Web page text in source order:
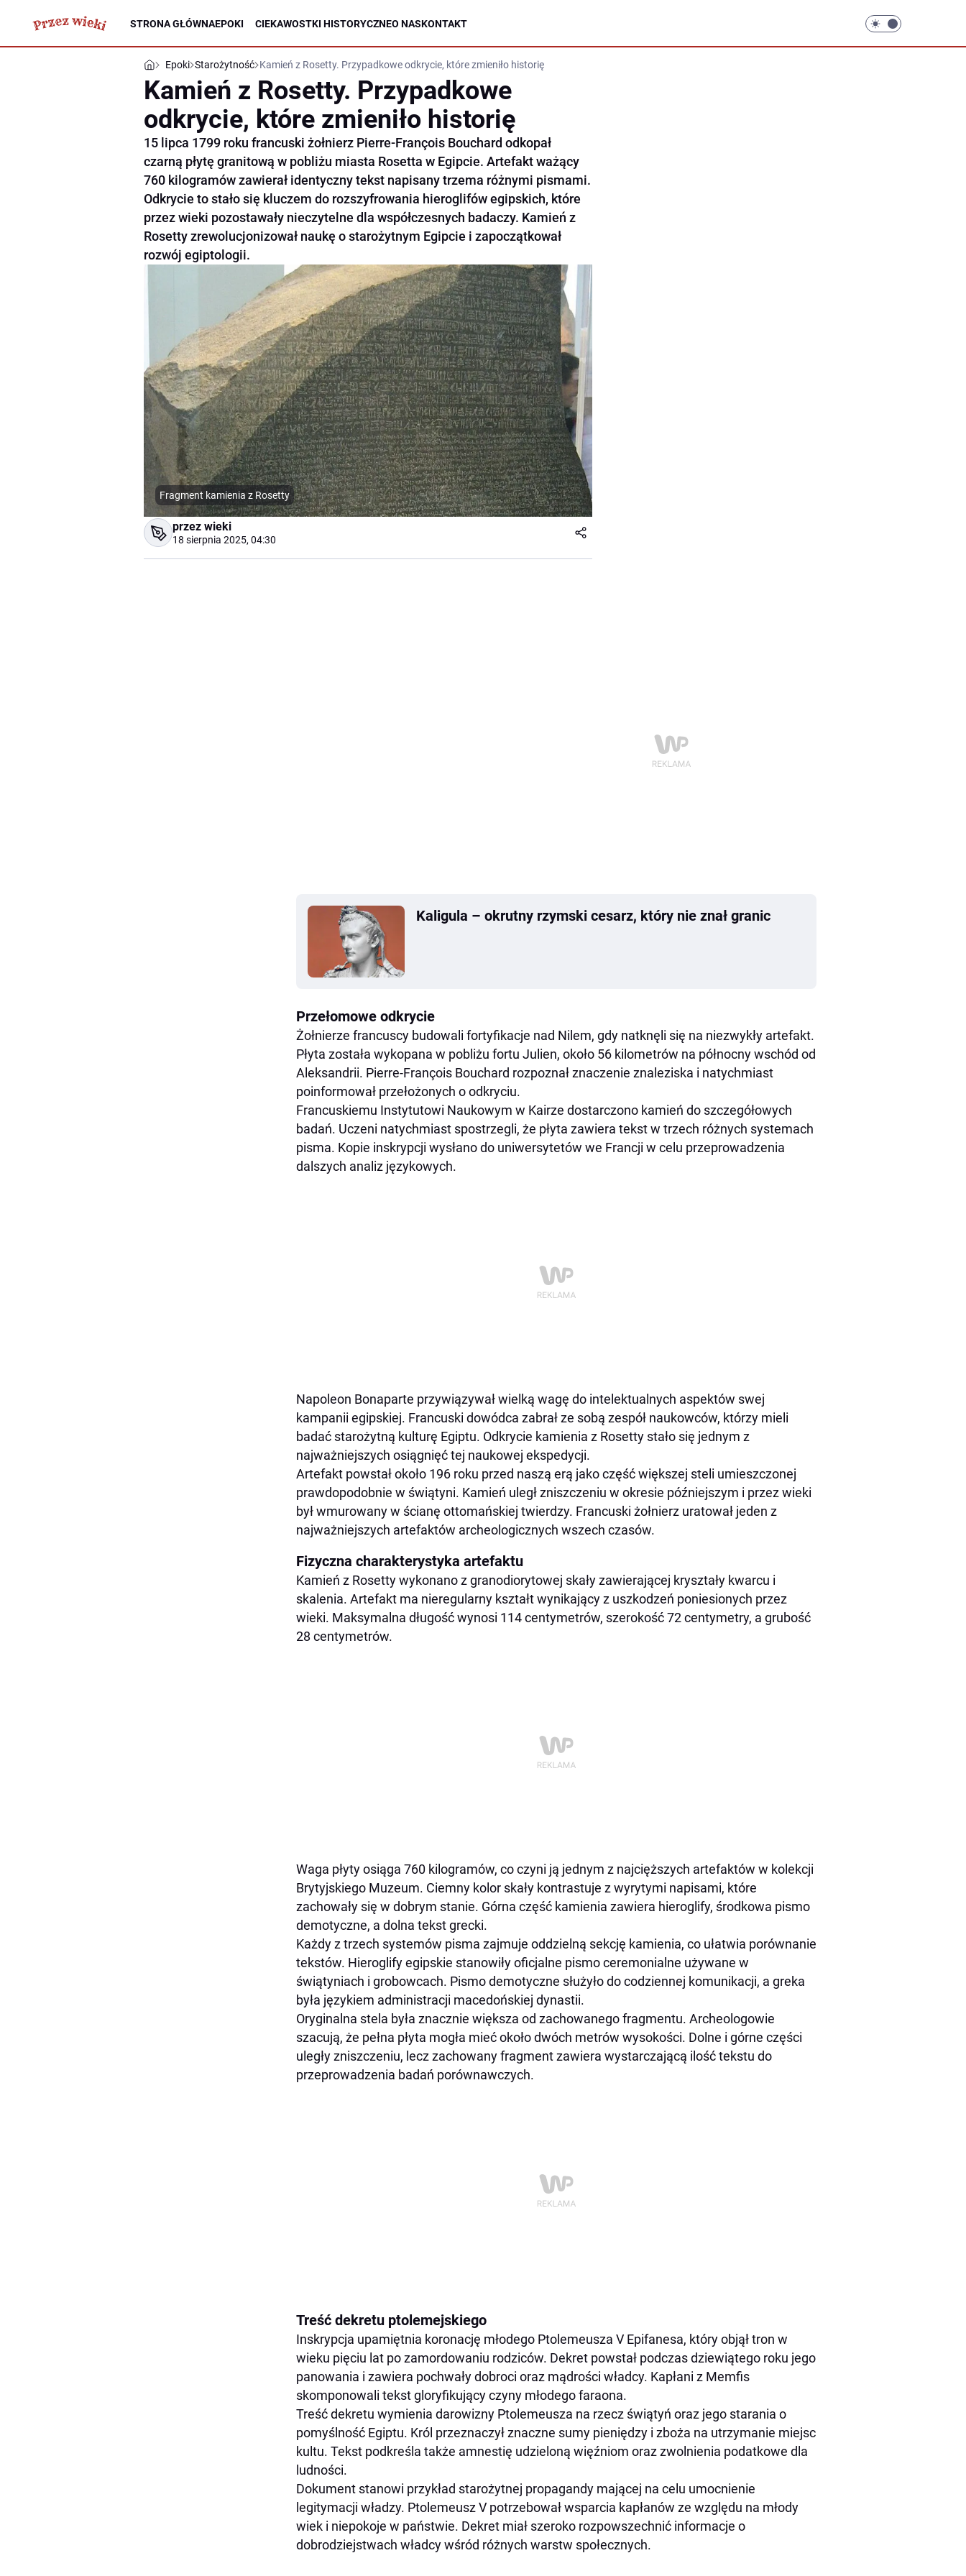
STRONA GŁÓWNAEPOKI CIEKAWOSTKI HISTORYCZNEO NASKONTAKT
Epoki Starożytność Kamień z Rosetty. Przypadkowe odkrycie, które zmieniło historię
Kamień z Rosetty. Przypadkowe
odkrycie, które zmieniło historię
15 lipca 1799 roku francuski żołnierz Pierre-François Bouchard odkopał
czarną płytę granitową w pobliżu miasta Rosetta w Egipcie. Artefakt ważący
760 kilogramów zawierał identyczny tekst napisany trzema różnymi pismami.
Odkrycie to stało się kluczem do rozszyfrowania hieroglifów egipskich, które
przez wieki pozostawały nieczytelne dla współczesnych badaczy. Kamień z
Rosetty zrewolucjonizował naukę o starożytnym Egipcie i zapoczątkował
rozwój egiptologii.
Fragment kamienia z Rosetty
przez wieki
18 sierpnia 2025, 04:30
Kaligula – okrutny rzymski cesarz, który nie znał granic
Przełomowe odkrycie
Żołnierze francuscy budowali fortyfikacje nad Nilem, gdy natknęli się na niezwykły artefakt.
Płyta została wykopana w pobliżu fortu Julien, około 56 kilometrów na północny wschód od
Aleksandrii. Pierre-François Bouchard rozpoznał znaczenie znaleziska i natychmiast
poinformował przełożonych o odkryciu.
Francuskiemu Instytutowi Naukowym w Kairze dostarczono kamień do szczegółowych
badań. Uczeni natychmiast spostrzegli, że płyta zawiera tekst w trzech różnych systemach
pisma. Kopie inskrypcji wysłano do uniwersytetów we Francji w celu przeprowadzenia
dalszych analiz językowych.
Napoleon Bonaparte przywiązywał wielką wagę do intelektualnych aspektów swej
kampanii egipskiej. Francuski dowódca zabrał ze sobą zespół naukowców, którzy mieli
badać starożytną kulturę Egiptu. Odkrycie kamienia z Rosetty stało się jednym z
najważniejszych osiągnięć tej naukowej ekspedycji.
Artefakt powstał około 196 roku przed naszą erą jako część większej steli umieszczonej
prawdopodobnie w świątyni. Kamień uległ zniszczeniu w okresie późniejszym i przez wieki
był wmurowany w ścianę ottomańskiej twierdzy. Francuski żołnierz uratował jeden z
najważniejszych artefaktów archeologicznych wszech czasów.
Fizyczna charakterystyka artefaktu
Kamień z Rosetty wykonano z granodiorytowej skały zawierającej kryształy kwarcu i
skalenia. Artefakt ma nieregularny kształt wynikający z uszkodzeń poniesionych przez
wieki. Maksymalna długość wynosi 114 centymetrów, szerokość 72 centymetry, a grubość
28 centymetrów.
Waga płyty osiąga 760 kilogramów, co czyni ją jednym z najcięższych artefaktów w kolekcji
Brytyjskiego Muzeum. Ciemny kolor skały kontrastuje z wyrytymi napisami, które
zachowały się w dobrym stanie. Górna część kamienia zawiera hieroglify, środkowa pismo
demotyczne, a dolna tekst grecki.
Każdy z trzech systemów pisma zajmuje oddzielną sekcję kamienia, co ułatwia porównanie
tekstów. Hieroglify egipskie stanowiły oficjalne pismo ceremonialne używane w
świątyniach i grobowcach. Pismo demotyczne służyło do codziennej komunikacji, a greka
była językiem administracji macedońskiej dynastii.
Oryginalna stela była znacznie większa od zachowanego fragmentu. Archeologowie
szacują, że pełna płyta mogła mieć około dwóch metrów wysokości. Dolne i górne części
uległy zniszczeniu, lecz zachowany fragment zawiera wystarczającą ilość tekstu do
przeprowadzenia badań porównawczych.
Treść dekretu ptolemejskiego
Inskrypcja upamiętnia koronację młodego Ptolemeusza V Epifanesa, który objął tron w
wieku pięciu lat po zamordowaniu rodziców. Dekret powstał podczas dziewiątego roku jego
panowania i zawiera pochwały dobroci oraz mądrości władcy. Kapłani z Memfis
skomponowali tekst gloryfikujący czyny młodego faraona.
Treść dekretu wymienia darowizny Ptolemeusza na rzecz świątyń oraz jego starania o
pomyślność Egiptu. Król przeznaczył znaczne sumy pieniędzy i zboża na utrzymanie miejsc
kultu. Tekst podkreśla także amnestię udzieloną więźniom oraz zwolnienia podatkowe dla
ludności.
Dokument stanowi przykład starożytnej propagandy mającej na celu umocnienie
legitymacji władzy. Ptolemeusz V potrzebował wsparcia kapłanów ze względu na młody
wiek i niepokoje w państwie. Dekret miał szeroko rozpowszechnić informacje o
dobrodziejstwach władcy wśród różnych warstw społecznych.